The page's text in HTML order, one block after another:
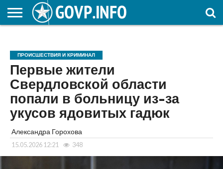
ОБРАЗОВАНИЕ
ПРОИСШЕСТВИЯ И КРИМИНАЛ
Первые жители
Свердловской области
попали в больницу из-за
укусов ядовитых гадюк
Александра Горохова
15.05.2026 12:21 348